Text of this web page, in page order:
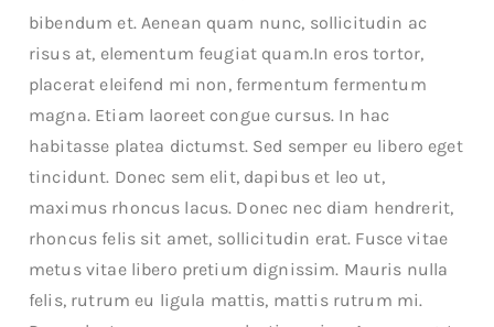
bibendum et. Aenean quam nunc, sollicitudin ac
risus at, elementum feugiat quam.In eros tortor,
placerat eleifend mi non, fermentum fermentum
magna. Etiam laoreet congue cursus. In hac
habitasse platea dictumst. Sed semper eu libero eget
tincidunt. Donec sem elit, dapibus et leo ut,
maximus rhoncus lacus. Donec nec diam hendrerit,
rhoncus felis sit amet, sollicitudin erat. Fusce vitae
metus vitae libero pretium dignissim. Mauris nulla
felis, rutrum eu ligula mattis, mattis rutrum mi.